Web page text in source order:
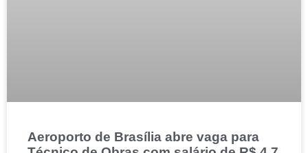
Aeroporto de Brasília abre vaga para